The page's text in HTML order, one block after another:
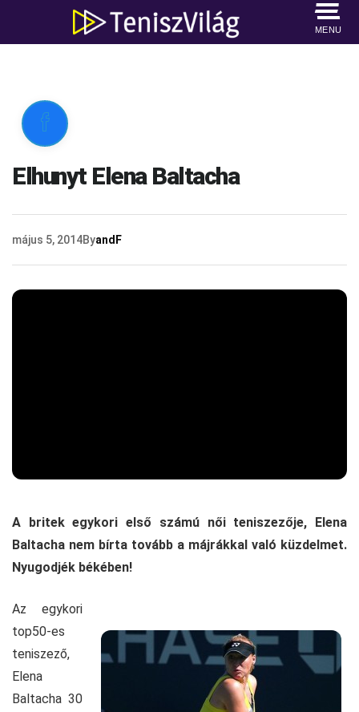
MENU

Elhunyt Elena Baltacha
május 5, 2014ByandF
A britek egykori első számú női teniszezője, Elena
Baltacha nem bírta tovább a májrákkal való küzdelmet.
Nyugodjék békében!
Az egykori
top50-es
teniszező,
Elena
Baltacha 30